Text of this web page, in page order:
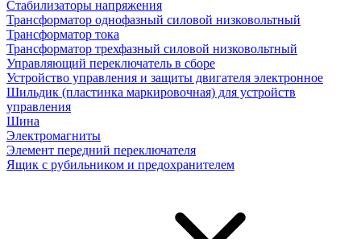
Стабилизаторы напряжения
Трансформатор однофазный силовой низковольтный
Трансформатор тока
Трансформатор трехфазный силовой низковольтный
Управляющий переключатель в сборе
Устройство управления и защиты двигателя электронное
Шильдик (пластинка маркировочная) для устройств
управления
Шина
Электромагниты
Элемент передний переключателя
Ящик с рубильником и предохранителем